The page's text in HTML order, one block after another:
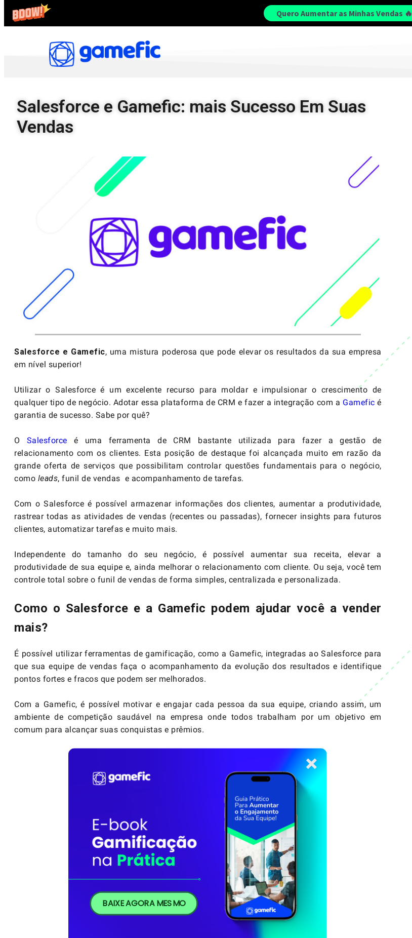
Quero Aumentar as Minhas Vendas 🔥
Salesforce e Gamefic: mais Sucesso Em Suas
Vendas
Salesforce e Gamefic, uma mistura poderosa que pode elevar os resultados da sua empresa
em nível superior!
Utilizar o Salesforce é um excelente recurso para moldar e impulsionar o crescimento de
qualquer tipo de negócio. Adotar essa plataforma de CRM e fazer a integração com a Gamefic é
garantia de sucesso. Sabe por quê?
O Salesforce
é uma ferramenta de CRM bastante utilizada para fazer a gestão de
relacionamento com os clientes. Esta posição de destaque foi alcançada muito em razão da
grande oferta de serviços que possibilitam controlar questões fundamentais para o negócio,
como leads, funil de vendas e acompanhamento de tarefas.
Com o Salesforce é possível armazenar informações dos clientes, aumentar a produtividade,
rastrear todas as atividades de vendas (recentes ou passadas), fornecer insights para futuros
clientes, automatizar tarefas e muito mais.
Independente do tamanho do seu negócio, é possível aumentar sua receita, elevar a
produtividade de sua equipe e, ainda melhorar o relacionamento com cliente. Ou seja, você tem
controle total sobre o funil de vendas de forma simples, centralizada e personalizada.
Como o Salesforce e a Gamefic podem ajudar você a vender
mais?
É possível utilizar ferramentas degamificação, como a Gamefic, integradas ao Salesforce para
que sua equipe de vendas faça o acompanhamento da evolução dos resultados e identifique
pontos fortes e fracos que podem ser melhorados.
Com a Gamefic, é possível motivar e engajar cada pessoa da sua equipe, criando assim, um
ambiente de competição saudável na empresa onde todos trabalham por um objetivo em
comum para alcançar suas conquistas e prêmios.
BAIXE AGORA MESMO